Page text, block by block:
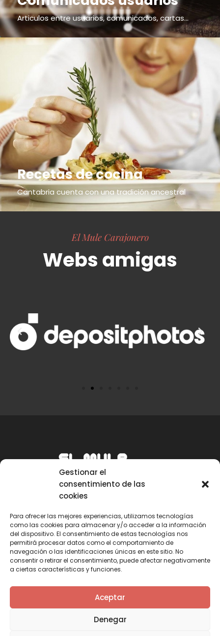
Gestionar el
consentimiento de las
cookies
Para ofrecer las mejores experiencias, utilizamos tecnologías
como las cookies para almacenar y/o acceder a la información
del dispositivo. El consentimiento de estas tecnologías nos
permitirá procesar datos como el comportamiento de
navegación o las identificaciones únicas en este sitio. No
consentir o retirar el consentimiento, puede afectar negativamente
a ciertas características y funciones.
Aceptar
Denegar
Articulos entre usuarios, comunicados, cartas...
Recetas de cocina
Cantabria cuenta con una tradición ancestral
El Mule Carajonero
Webs amigas
Email
mule@mulecarajonero.com
Síguenos en redes sociales
a
T
w
i
t
Y
o
u
t
n